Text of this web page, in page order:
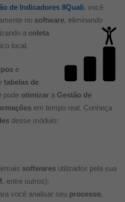
de Indicadores 8Quali, você
no software, eliminando
a coleta
local.
e
tabelas de
pode otimizar a Gestão de
em tempo real. Conheça
desse módulo:
softwares utilizados pela sua
, entre outros);
você analisar seu processo,